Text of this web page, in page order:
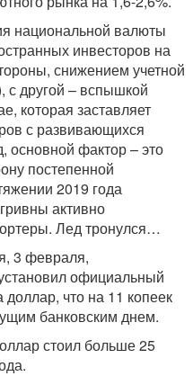
национальной валюты
инвесторов на
снижением учетной
с другой – вспышкой
которая заставляет
с развивающихся
основной фактор – это
постепенной
2019 года
активно
Лед тронулся…
3 февраля,
официальный
доллар, что на 11 копеек
банковским днем.
стоил больше 25